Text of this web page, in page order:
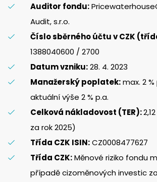
Auditor fondu:
Audit, s.r.o.
Číslo sběrného účtu v CZK
1388040600 / 2700
Datum vzniku:28. 4. 2023
Manažerský poplatek:max. 2 %
aktuální výše 2 % p.a.
Celková nákladovost (TER):
za rok 2025)
Třída CZK ISIN:CZ0008477627
Třída CZK:Měnové riziko fondu
případě cizoměnových investic